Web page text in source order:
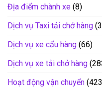
Địa điểm chành xe (8)
Dịch vụ Taxi tải chở hàng
Dịch vụ xe cẩu hàng (66)
Dịch vụ xe tải chở hàng
Hoạt động vận chuyển